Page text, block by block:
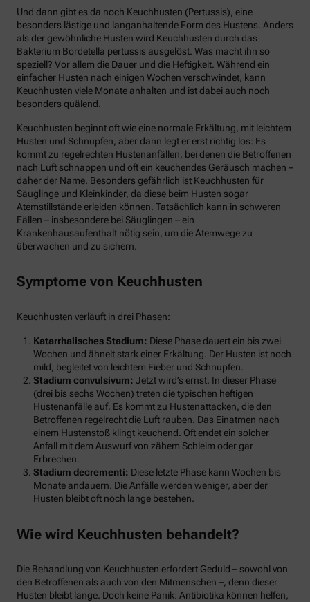
Und dann gibt es da noch Keuchhusten (Pertussis), eine
besonders lästige und langanhaltende Form des Hustens. Anders
als der gewöhnliche Husten wird Keuchhusten durch das
Bakterium Bordetella pertussis ausgelöst. Was macht ihn so
speziell? Vor allem die Dauer und die Heftigkeit. Während ein
einfacher Husten nach einigen Wochen verschwindet, kann
Keuchhusten viele Monate anhalten und ist dabei auch noch
besonders quälend.
Keuchhusten beginnt oft wie eine normale Erkältung, mit leichtem
Husten und Schnupfen, aber dann legt er erst richtig los: Es
kommt zu regelrechten Hustenanfällen, bei denen die Betroffenen
nach Luft schnappen und oft ein keuchendes Geräusch machen –
daher der Name. Besonders gefährlich ist Keuchhusten für
Säuglinge und Kleinkinder, da diese beim Husten sogar
Atemstillstände erleiden können. Tatsächlich kann in schweren
Fällen – insbesondere bei Säuglingen – ein
Krankenhausaufenthalt nötig sein, um die Atemwege zu
überwachen und zu sichern.
Symptome von Keuchhusten
Keuchhusten verläuft in drei Phasen:
Katarrhalisches Stadium: Diese Phase dauert ein bis zwei
Wochen und ähnelt stark einer Erkältung. Der Husten ist noch
mild, begleitet von leichtem Fieber und Schnupfen.
Stadium convulsivum: Jetzt wird’s ernst. In dieser Phase
(drei bis sechs Wochen) treten die typischen heftigen
Hustenanfälle auf. Es kommt zu Hustenattacken, die den
Betroffenen regelrecht die Luft rauben. Das Einatmen nach
einem Hustenstoß klingt keuchend. Oft endet ein solcher
Anfall mit dem Auswurf von zähem Schleim oder gar
Erbrechen.
Stadium decrementi: Diese letzte Phase kann Wochen bis
Monate andauern. Die Anfälle werden weniger, aber der
Husten bleibt oft noch lange bestehen.
Wie wird Keuchhusten behandelt?
Die Behandlung von Keuchhusten erfordert Geduld – sowohl von
den Betroffenen als auch von den Mitmenschen –, denn dieser
Husten bleibt lange. Doch keine Panik: Antibiotika können helfen,